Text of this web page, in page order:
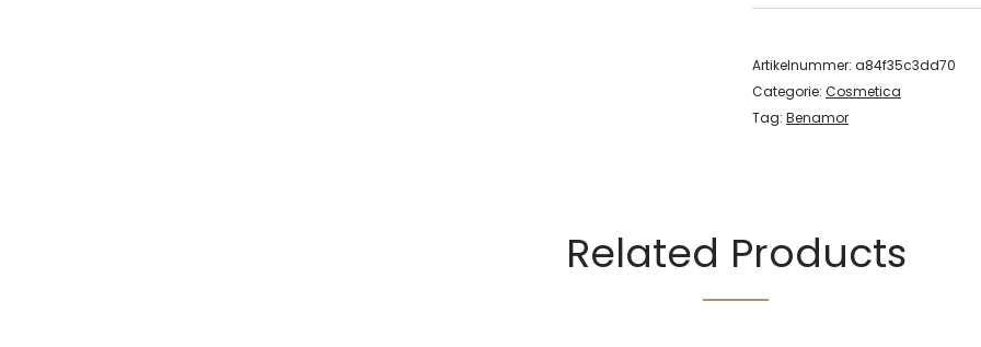
Artikelnummer: a84f35c3dd70
Categorie: Cosmetica
Tag: Benamor
Related Products